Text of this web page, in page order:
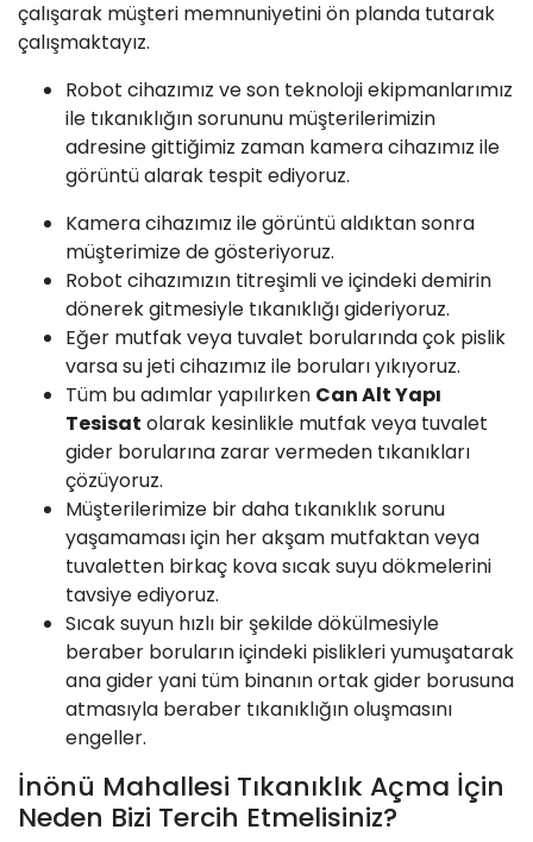
çalışarak müşteri memnuniyetini ön planda tutarak
çalışmaktayız.
Robot cihazımız ve son teknoloji ekipmanlarımız
ile tıkanıklığın sorununu müşterilerimizin
adresine gittiğimiz zaman kamera cihazımız ile
görüntü alarak tespit ediyoruz.
Kamera cihazımız ile görüntü aldıktan sonra
müşterimize de gösteriyoruz.
Robot cihazımızın titreşimli ve içindeki demirin
dönerek gitmesiyle tıkanıklığı gideriyoruz.
Eğer mutfak veya tuvalet borularında çok pislik
varsa su jeti cihazımız ile boruları yıkıyoruz.
Tüm bu adımlar yapılırken Can Alt Yapı
Tesisat olarak kesinlikle mutfak veya tuvalet
gider borularına zarar vermeden tıkanıkları
çözüyoruz.
Müşterilerimize bir daha tıkanıklık sorunu
yaşamaması için her akşam mutfaktan veya
tuvaletten birkaç kova sıcak suyu dökmelerini
tavsiye ediyoruz.
Sıcak suyun hızlı bir şekilde dökülmesiyle
beraber boruların içindeki pislikleri yumuşatarak
ana gider yani tüm binanın ortak gider borusuna
atmasıyla beraber tıkanıklığın oluşmasını
engeller.
İnönü Mahallesi Tıkanıklık Açma İçin
Neden Bizi Tercih Etmelisiniz?